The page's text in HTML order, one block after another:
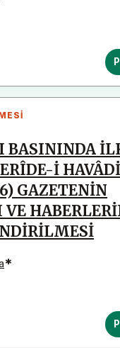
BASININDA
İ
GAZETENİN
*